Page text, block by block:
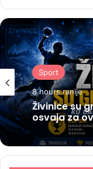
Sport
8 hours ranije
Živinice su
osvaja za